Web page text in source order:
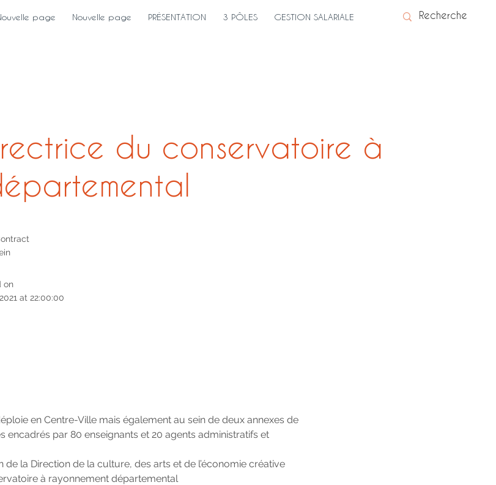
page Nouvelle page PRÉSENTATION 3 PÔLES GESTION SALARIALE
du conservatoire à
on
at 22:00:00
en Centre-Ville mais également au sein de deux annexes de
encadrés par 80 enseignants et 20 agents administratifs et
de la Direction de la culture, des arts et de l’économie créative
à rayonnement départemental